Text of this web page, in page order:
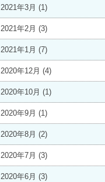
2021年3月 (1)
2021年2月 (3)
2021年1月 (7)
2020年12月 (4)
2020年10月 (1)
2020年9月 (1)
2020年8月 (2)
2020年7月 (3)
2020年6月 (3)